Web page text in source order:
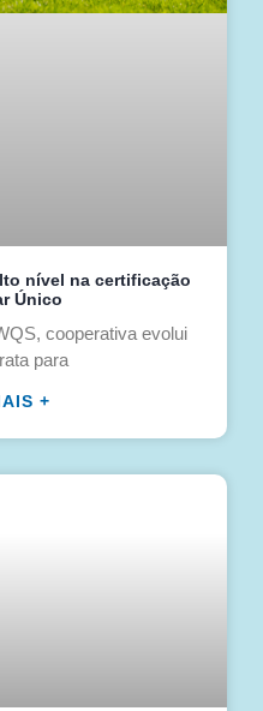
nível na certificação
Único
cooperativa evolui
para
+